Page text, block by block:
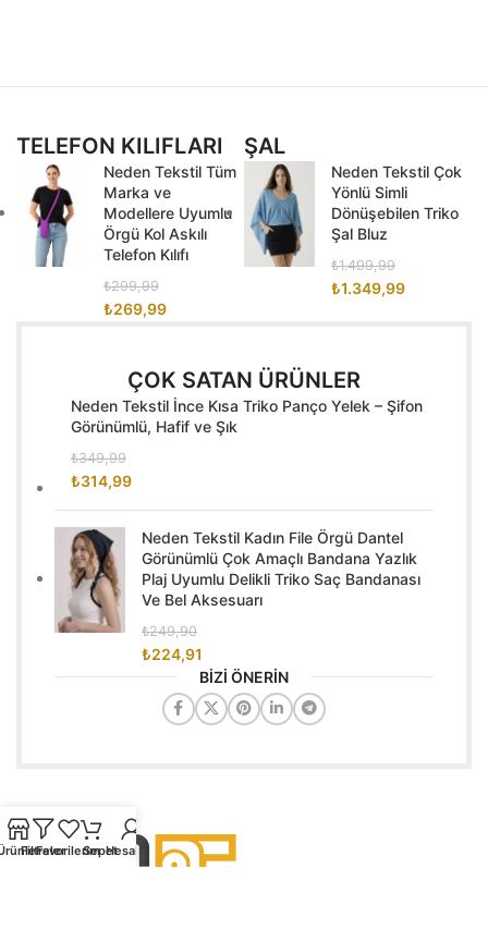
TELEFON KILIFLARI
Neden Tekstil Tüm
Marka ve
Modellere Uyumlu
Örgü Kol Askılı
Telefon Kılıfı
₺299,99
₺269,99
ŞAL
Neden Tekstil Çok
Yönlü Simli
Dönüşebilen Triko
Şal Bluz
₺1.499,99
₺1.349,99
ÇOK SATAN ÜRÜNLER
Neden Tekstil İnce Kısa Triko Panço Yelek – Şifon
Görünümlü, Hafif ve Şık
₺349,99
₺314,99
Neden Tekstil Kadın File Örgü Dantel
Görünümlü Çok Amaçlı Bandana Yazlık
Plaj Uyumlu Delikli Triko Saç Bandanası
Ve Bel Aksesuarı
₺249,90
₺224,91
BİZİ ÖNERİN
Filtreler
FavorilerimSepetHesabım